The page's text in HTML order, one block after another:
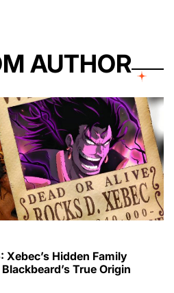
AUTHOR
Xebec’s Hidden Family
True Origin